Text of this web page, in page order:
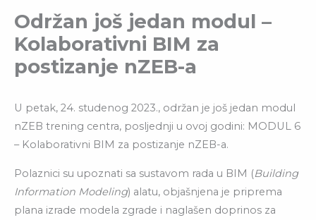
Održan još jedan modul –
Kolaborativni BIM za
postizanje nZEB-a
U petak, 24. studenog 2023., održan je još jedan modul
nZEB trening centra, posljednji u ovoj godini: MODUL 6
– Kolaborativni BIM za postizanje nZEB-a.
Polaznici su upoznati sa sustavom rada u BIM (Building
Information Modeling) alatu, objašnjena je priprema
plana izrade modela zgrade i naglašen doprinos za